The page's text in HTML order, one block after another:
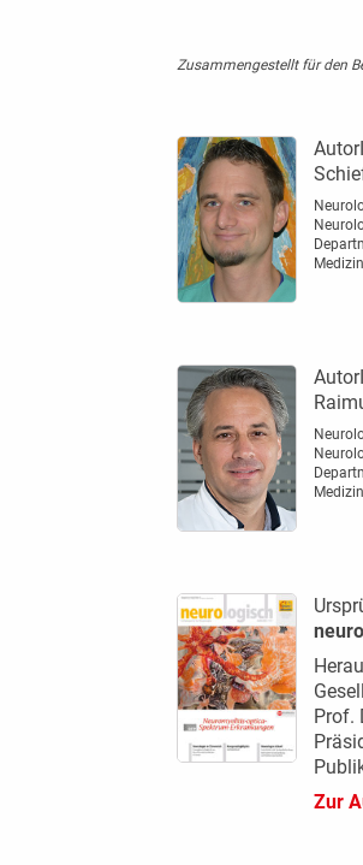
Zusammengestellt für den
Prof.
Zur